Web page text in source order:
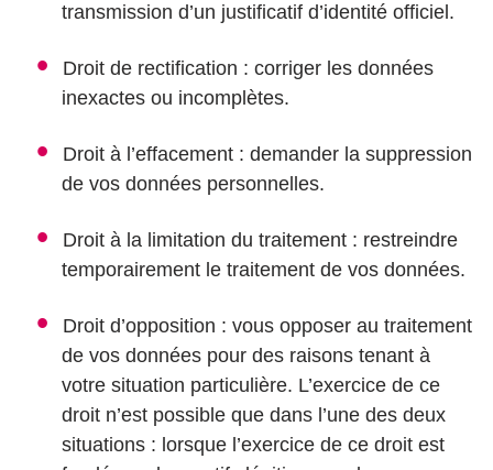
transmission d’un justificatif d’identité officiel.
Droit de rectification : corriger les données
inexactes ou incomplètes.
Droit à l’effacement : demander la suppression
de vos données personnelles.
Droit à la limitation du traitement : restreindre
temporairement le traitement de vos données.
Droit d’opposition : vous opposer au traitement
de vos données pour des raisons tenant à
votre situation particulière. L’exercice de ce
droit n’est possible que dans l’une des deux
situations : lorsque l’exercice de ce droit est